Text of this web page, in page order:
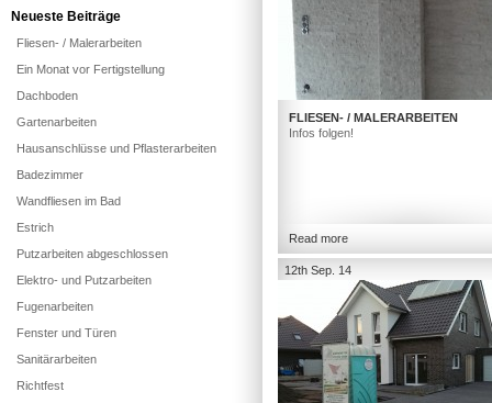
FLIESEN- / MALERARBEITEN
Infos folgen!
Read more
12th Sep. 14
Neueste Beiträge
Fliesen- / Malerarbeiten
Ein Monat vor Fertigstellung
Dachboden
Gartenarbeiten
Hausanschlüsse und Pflasterarbeiten
Badezimmer
Wandfliesen im Bad
Estrich
Putzarbeiten abgeschlossen
Elektro- und Putzarbeiten
Fugenarbeiten
Fenster und Türen
Sanitärarbeiten
Richtfest